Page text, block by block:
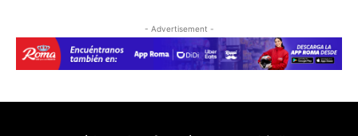
- Advertisement -